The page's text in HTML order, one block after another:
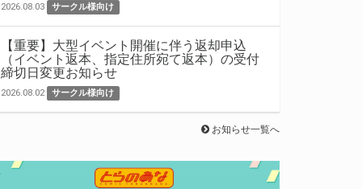
2026.08.03 サークル様向け
【重要】大型イベント開催に伴う返却申込
（イベント返本、指定住所宛て返本）の受付
締切日変更お知らせ
2026.08.02 サークル様向け
お知らせ一覧へ